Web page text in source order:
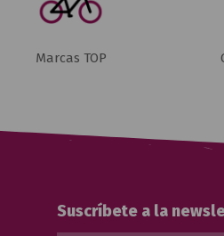
Marcas TOP
Suscríbete a la